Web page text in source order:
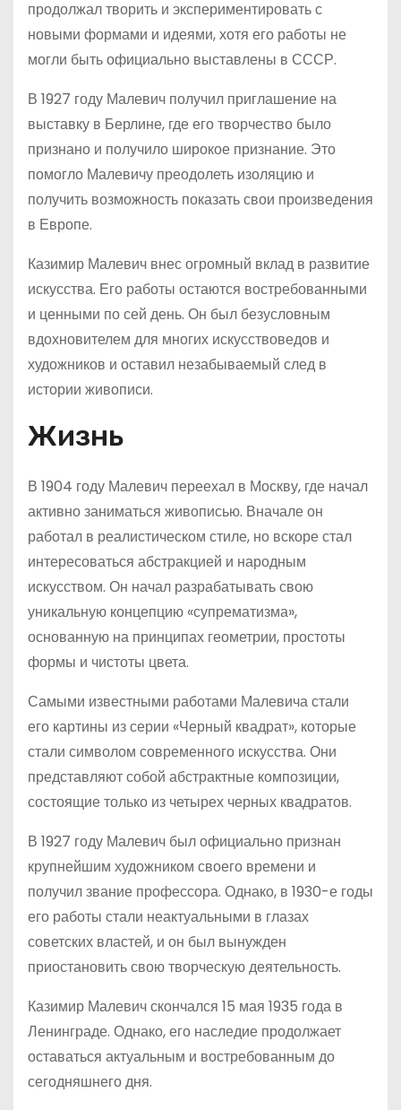
продолжал творить и экспериментировать с
новыми формами и идеями, хотя его работы не
могли быть официально выставлены в СССР.
В 1927 году Малевич получил приглашение на
выставку в Берлине, где его творчество было
признано и получило широкое признание. Это
помогло Малевичу преодолеть изоляцию и
получить возможность показать свои произведения
в Европе.
Казимир Малевич внес огромный вклад в развитие
искусства. Его работы остаются востребованными
и ценными по сей день. Он был безусловным
вдохновителем для многих искусствоведов и
художников и оставил незабываемый след в
истории живописи.
Жизнь
В 1904 году Малевич переехал в Москву, где начал
активно заниматься живописью. Вначале он
работал в реалистическом стиле, но вскоре стал
интересоваться абстракцией и народным
искусством. Он начал разрабатывать свою
уникальную концепцию «супрематизма»,
основанную на принципах геометрии, простоты
формы и чистоты цвета.
Самыми известными работами Малевича стали
его картины из серии «Черный квадрат», которые
стали символом современного искусства. Они
представляют собой абстрактные композиции,
состоящие только из четырех черных квадратов.
В 1927 году Малевич был официально признан
крупнейшим художником своего времени и
получил звание профессора. Однако, в 1930-е годы
его работы стали неактуальными в глазах
советских властей, и он был вынужден
приостановить свою творческую деятельность.
Казимир Малевич скончался 15 мая 1935 года в
Ленинграде. Однако, его наследие продолжает
оставаться актуальным и востребованным до
сегодняшнего дня.